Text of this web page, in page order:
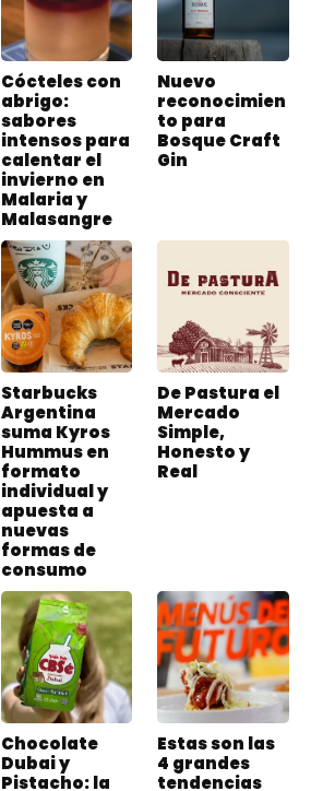
Cócteles con
abrigo:
sabores
intensos para
calentar el
invierno en
Malaria y
Malasangre
Nuevo
reconocimien
to para
Bosque Craft
Gin
Starbucks
Argentina
suma Kyros
Hummus en
formato
individual y
apuesta a
nuevas
formas de
consumo
De Pastura el
Mercado
Simple,
Honesto y
Real
Chocolate
Dubai y
Pistacho: la
Estas son las
4 grandes
tendencias